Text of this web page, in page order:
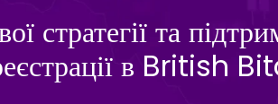
стратегії та
в